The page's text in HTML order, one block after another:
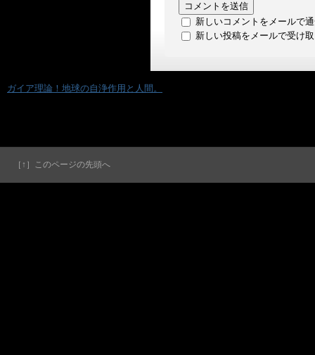
新しいコメントをメールで
新しい投稿をメールで受け
ガイア理論！地球の自浄作用と人間。
［↑］このページの先頭へ